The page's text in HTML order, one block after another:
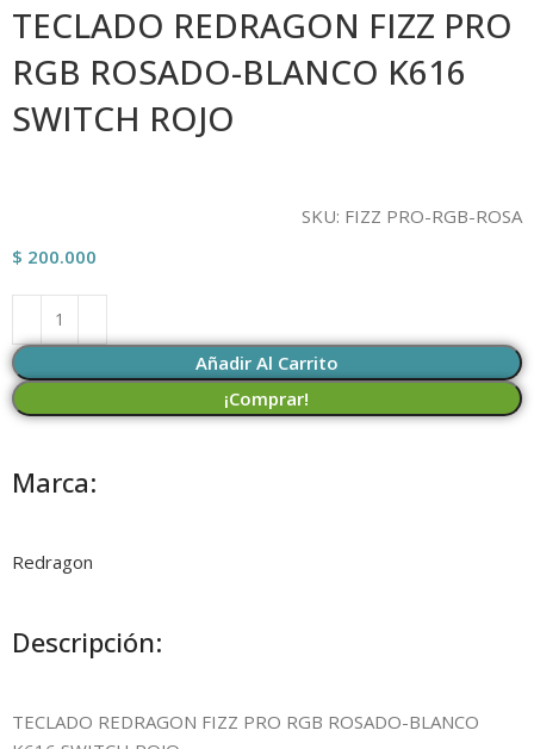
TECLADO REDRAGON FIZZ PRO
RGB ROSADO-BLANCO K616
SWITCH ROJO
SKU: FIZZ PRO-RGB-ROSA
$ 200.000
Añadir Al Carrito
¡Comprar!
Marca:
Redragon
Descripción:
TECLADO REDRAGON FIZZ PRO RGB ROSADO-BLANCO